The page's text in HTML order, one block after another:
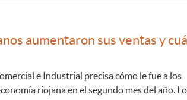
aumentaron sus ventas y
e Industrial precisa cómo le fue a los
riojana en el segundo mes del año.